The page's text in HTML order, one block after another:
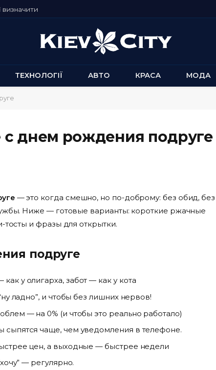
визначити
ТЕХНОЛОГІЇ АВТО КРАСА МОДА
днем рождения подруге
— это когда смешно, но по-доброму: без обид, без
Ниже — готовые варианты: короткие ржачные
и фразы для открытки.
подруге
у олигарха, забот — как у кота
ладно”, и чтобы без лишних нервов!
— на 0% (и чтобы это реально работало)
сыпятся чаще, чем уведомления в телефоне.
цен, а выходные — быстрее недели
— регулярно.